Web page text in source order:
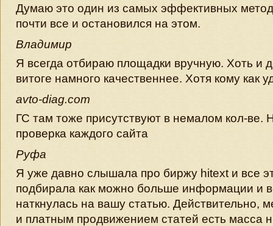
Думаю это один из самых эффективных
почти все и остановился на этом.
Владимир
Я всегда отбираю площадки вручную. Хоть и
витоге намного качественнее. Хотя кому как
avto-diag.com
ГС там тоже присутствуют в немалом кол-ве.
проверка каждого сайта
Руфа
Я уже давно слышала про биржу hitext и все
подбирала как можно больше информации и
наткнулась на вашу статью. Действительно,
и платным продвижением статей есть масса